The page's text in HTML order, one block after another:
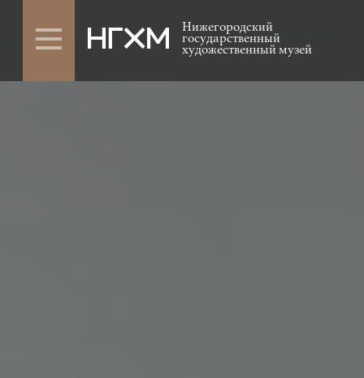
Нижегородский
государственный
художественный музей